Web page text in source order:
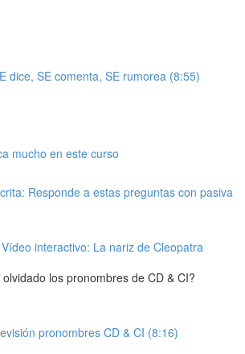
dice, SE comenta, SE rumorea (8:55)
mucho en este curso
Responde a estas preguntas con pasiva
Vídeo interactivo: La nariz de Cleopatra
olvidado los pronombres de CD & CI?
pronombres CD & CI (8:16)